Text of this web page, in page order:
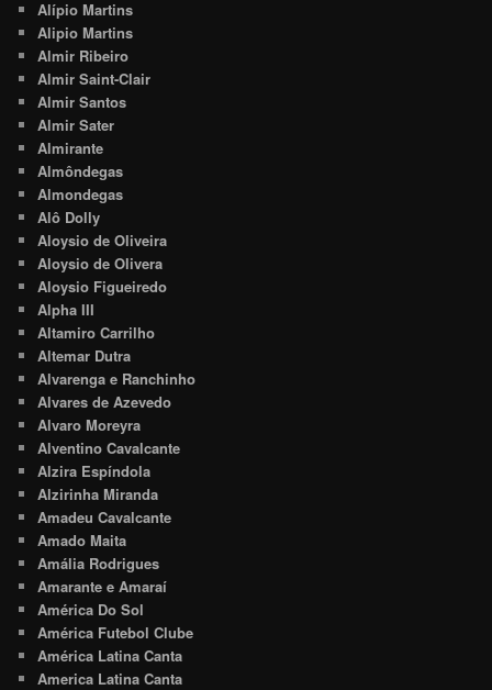
Alípio Martins
Alipio Martins
Almir Ribeiro
Almir Saint-Clair
Almir Santos
Almir Sater
Almirante
Almôndegas
Almondegas
Alô Dolly
Aloysio de Oliveira
Aloysio de Olivera
Aloysio Figueiredo
Alpha III
Altamiro Carrilho
Altemar Dutra
Alvarenga e Ranchinho
Alvares de Azevedo
Alvaro Moreyra
Alventino Cavalcante
Alzira Espíndola
Alzirinha Miranda
Amadeu Cavalcante
Amado Maita
Amália Rodrigues
Amarante e Amaraí
América Do Sol
América Futebol Clube
América Latina Canta
America Latina Canta